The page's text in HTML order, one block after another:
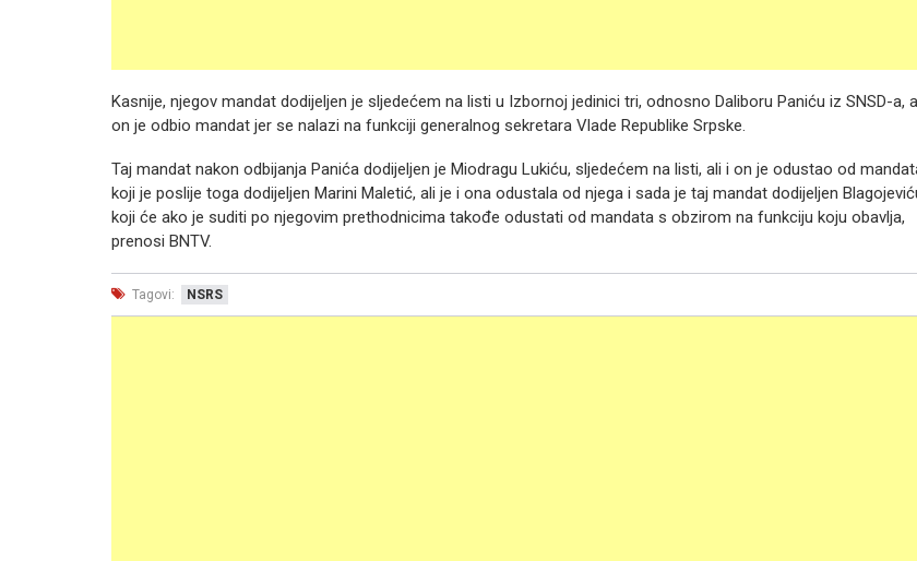
Kasnije, njegov mandat dodijeljen je sljedećem na listi u Izbornoj jedinici tri, odnosno Daliboru Paniću iz SNSD-a,
on je odbio mandat jer se nalazi na funkciji generalnog sekretara Vlade Republike Srpske.
Taj mandat nakon odbijanja Panića dodijeljen je Miodragu Lukiću, sljedećem na listi, ali i on je odustao od
koji je poslije toga dodijeljen Marini Maletić, ali je i ona odustala od njega i sada je taj mandat dodijeljen
koji će ako je suditi po njegovim prethodnicima takođe odustati od mandata s obzirom na funkciju koju obavlja,
prenosi BNTV.
Tagovi: NSRS